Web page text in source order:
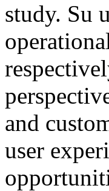
study. Su
and
user